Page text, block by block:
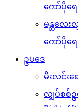
ကော်ပိုရေ
မန္တလေး
ကော်ပိုရေ
ဥပဒေ
မီးလင်း
လျှပ်စစ်ဥ